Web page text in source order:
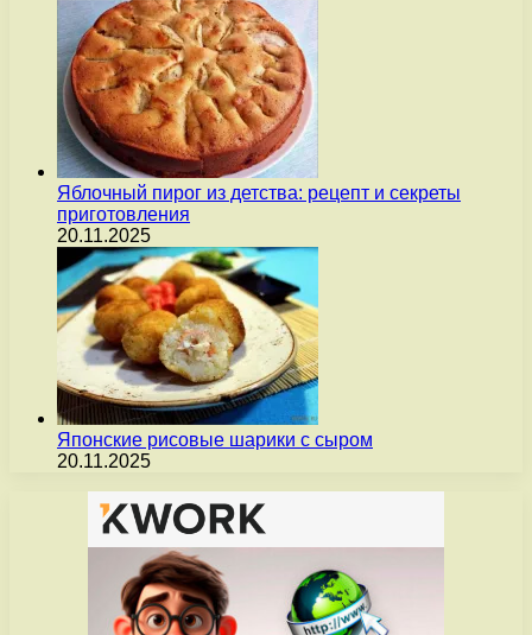
Яблочный пирог из детства: рецепт и секреты
приготовления
20.11.2025
Японские рисовые шарики с сыром
20.11.2025